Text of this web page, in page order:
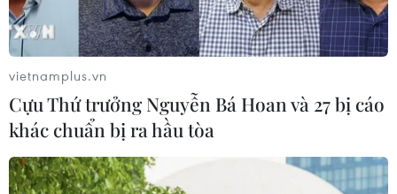
07/08/2026 00:07
Công Phượng gặp thử thách lớn
trong ngày tái xuất V-League 2026/27
06/08/2026 11:49
vietnamplus.vn
Cựu Thứ trưởng Nguyễn Bá Hoan và 27 bị cáo
khác chuẩn bị ra hầu tòa